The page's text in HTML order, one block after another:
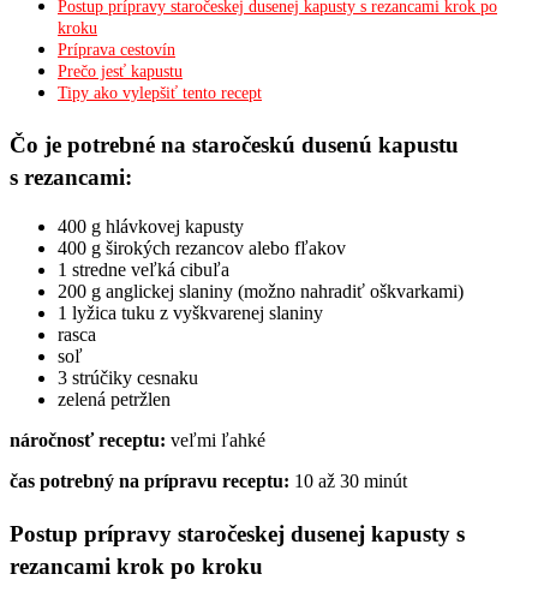
Postup prípravy staročeskej dusenej kapusty s rezancami krok po
kroku
Príprava cestovín
Prečo jesť kapustu
Tipy ako vylepšiť tento recept
Čo je potrebné na staročeskú dusenú kapustu
s rezancami:
400 g hlávkovej kapusty
400 g širokých rezancov alebo fľakov
1 stredne veľká cibuľa
200 g anglickej slaniny (možno nahradiť oškvarkami)
1 lyžica tuku z vyškvarenej slaniny
rasca
soľ
3 strúčiky cesnaku
zelená petržlen
náročnosť receptu: veľmi ľahké
čas potrebný na prípravu receptu: 10 až 30 minút
Postup prípravy staročeskej dusenej kapusty s
rezancami krok po kroku